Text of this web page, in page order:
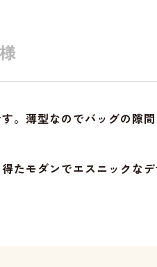
薄型なのでバッグの隙
たモダンでエスニックなデ